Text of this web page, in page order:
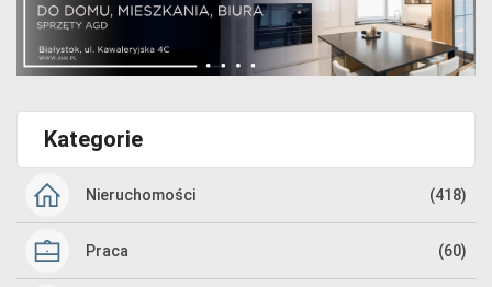
Kategorie
Nieruchomości (418)
Praca (60)